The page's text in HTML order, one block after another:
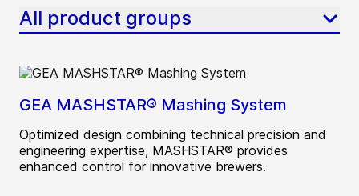
All product groups
GEA MASHSTAR® Mashing System
Optimized design combining technical precision and
engineering expertise, MASHSTAR® provides
enhanced control for innovative brewers.